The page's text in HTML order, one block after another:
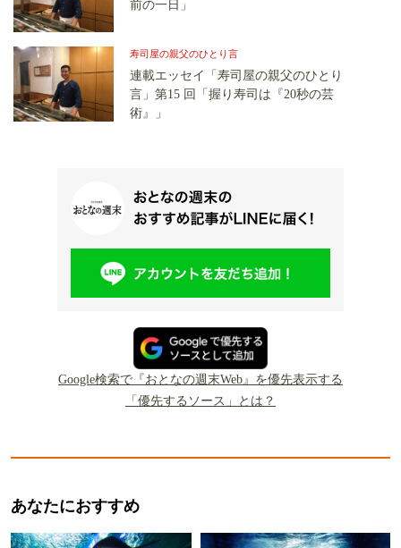
前の一日」
寿司屋の親父のひとり言
連載エッセイ「寿司屋の親父のひとり
言」第15 回「握り寿司は『20秒の芸
術』」
Google検索で『おとなの週末Web』を優先表示する
「優先するソース」とは？
あなたにおすすめ